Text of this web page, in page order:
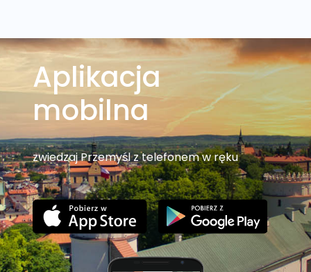
Aplikacja
mobilna
zwiedzaj Przemyśl z telefonem w ręku